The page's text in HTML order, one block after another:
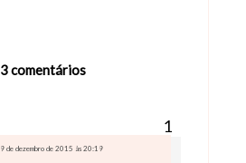
3 comentários
9 de dezembro de 2015 às 20:19